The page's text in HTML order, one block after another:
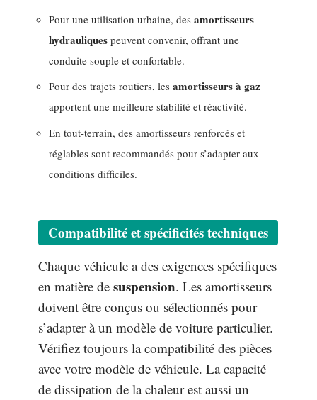
Pour une utilisation urbaine, des amortisseurs
hydrauliques peuvent convenir, offrant une
conduite souple et confortable.
Pour des trajets routiers, les amortisseurs à gaz
apportent une meilleure stabilité et réactivité.
En tout-terrain, des amortisseurs renforcés et
réglables sont recommandés pour s’adapter aux
conditions difficiles.
Compatibilité et spécificités techniques
Chaque véhicule a des exigences spécifiques
en matière de suspension. Les amortisseurs
doivent être conçus ou sélectionnés pour
s’adapter à un modèle de voiture particulier.
Vérifiez toujours la compatibilité des pièces
avec votre modèle de véhicule. La capacité
de dissipation de la chaleur est aussi un